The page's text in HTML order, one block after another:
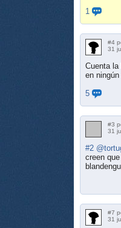
1
#4
31
Cuenta
en
5
#3
31
#2
creen
#7
31